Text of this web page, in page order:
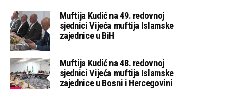
Muftija Kudić na 49. redovnoj
sjednici Vijeća muftija Islamske
zajednice u BiH
Muftija Kudić na 48. redovnoj
sjednici Vijeća muftija Islamske
zajednice u Bosni i Hercegovini